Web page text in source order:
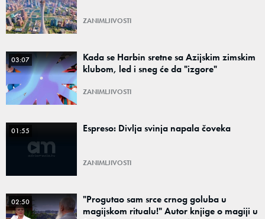
ZANIMLJIVOSTI
03:07
Kada se Harbin sretne sa Azijskim zimskim
klubom, led i sneg će da "izgore"
ZANIMLJIVOSTI
01:55 Espreso: Divlja svinja napala čoveka
ZANIMLJIVOSTI
02:50
"Progutao sam srce crnog goluba u
magijskom ritualu!" Autor knjige o magiji u